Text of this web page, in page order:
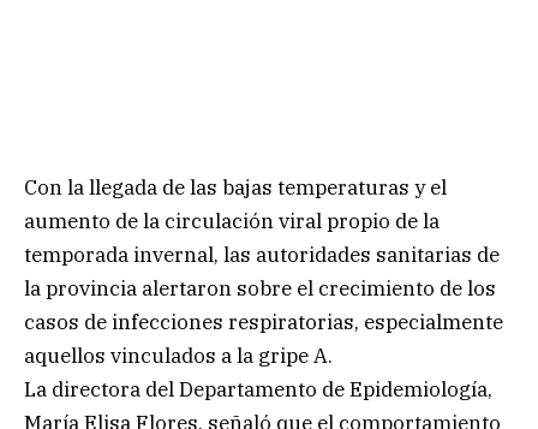
Con la llegada de las bajas temperaturas y el
aumento de la circulación viral propio de la
temporada invernal, las autoridades sanitarias de
la provincia alertaron sobre el crecimiento de los
casos de infecciones respiratorias, especialmente
aquellos vinculados a la gripe A.
La directora del Departamento de Epidemiología,
María Elisa Flores, señaló que el comportamiento